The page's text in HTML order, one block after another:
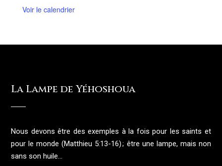
n
Voir le calendrier
La Lampe de Yéhoshoua
Nous devons être des exemples à la fois pour les saints et
pour le monde (Matthieu 5:13-16) ; être une lampe, mais non
sans son huile…